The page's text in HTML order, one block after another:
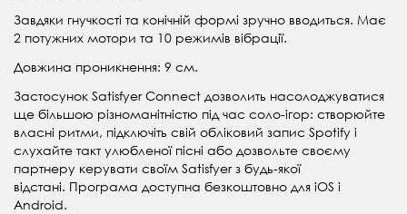
Завдяки гнучкості та конічній формі зручно вводиться. Має
2 потужних мотори та 10 режимів вібрації.
Довжина проникнення: 9 см.
Застосунок Satisfyer Connect дозволить насолоджуватися
ще більшою різноманітністю під час соло-ігор: створюйте
власні ритми, підключіть свій обліковий запис Spotify і
слухайте такт улюбленої пісні або дозвольте своєму
партнеру керувати своїм Satisfyer з будь-якої
відстані. Програма доступна безкоштовно для iOS і
Android.